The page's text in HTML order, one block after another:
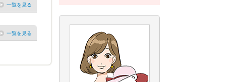
一覧を見る
一覧を見る